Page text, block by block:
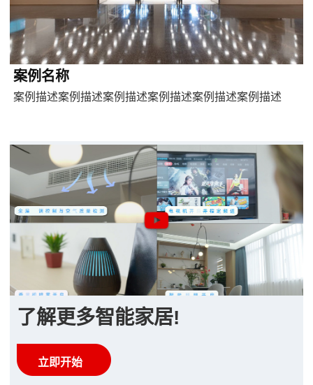
案例名称
案例描述案例描述案例描述案例描述案例描述案例描述
了解更多智能家居!
立即开始